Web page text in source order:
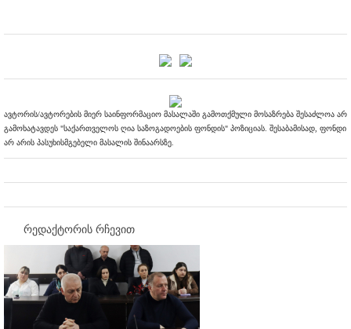
ავტორის/ავტორების მიერ საინფორმაციო მასალაში გამოთქმული მოსაზრება შესაძლოა არ
გამოხატავდეს "საქართველოს ღია საზოგადოების ფონდის" პოზიციას. შესაბამისად, ფონდი
არ არის პასუხისმგებელი მასალის შინაარსზე.
რედაქტორის რჩევით